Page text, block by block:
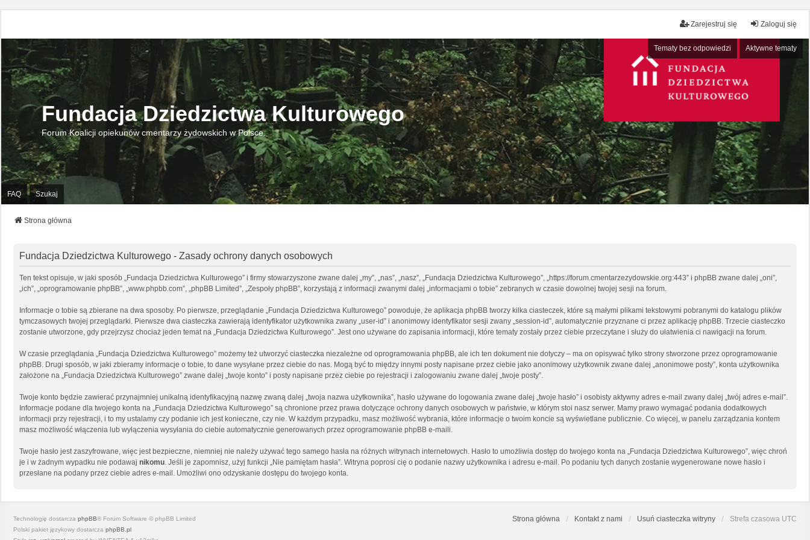
Zaloguj się
Zarejestruj się
Tematy bez odpowiedzi Aktywne tematy
Fundacja Dziedzictwa Kulturowego
Forum Koalicji opiekunów cmentarzy żydowskich w Polsce.
FAQ Szukaj
Strona główna
Fundacja Dziedzictwa Kulturowego - Zasady ochrony danych osobowych
Ten tekst opisuje, w jaki sposób „Fundacja Dziedzictwa Kulturowego” i firmy stowarzyszone zwane dalej „my”, „nas”, „nasz”, „Fundacja Dziedzictwa Kulturowego”, „https://forum.cmentarzezydowskie.org:443” i phpBB zwane dalej „oni”,
„ich”, „oprogramowanie phpBB”, „www.phpbb.com”, „phpBB Limited”, „Zespoły phpBB”, korzystają z informacji zwanymi dalej „informacjami o tobie” zebranych w czasie dowolnej twojej sesji na forum.
Informacje o tobie są zbierane na dwa sposoby. Po pierwsze, przeglądanie „Fundacja Dziedzictwa Kulturowego” powoduje, że aplikacja phpBB tworzy kilka ciasteczek, które są małymi plikami tekstowymi pobranymi do katalogu plików
tymczasowych twojej przeglądarki. Pierwsze dwa ciasteczka zawierają identyfikator użytkownika zwany „user-id” i anonimowy identyfikator sesji zwany „session-id”, automatycznie przyznane ci przez aplikację phpBB. Trzecie ciasteczko
zostanie utworzone, gdy przejrzysz chociaż jeden temat na „Fundacja Dziedzictwa Kulturowego”. Jest ono używane do zapisania informacji, które tematy zostały przez ciebie przeczytane i służy do ułatwienia ci nawigacji na forum.
W czasie przeglądania „Fundacja Dziedzictwa Kulturowego” możemy też utworzyć ciasteczka niezależne od oprogramowania phpBB, ale ich ten dokument nie dotyczy – ma on opisywać tylko strony stworzone przez oprogramowanie
phpBB. Drugi sposób, w jaki zbieramy informacje o tobie, to dane wysyłane przez ciebie do nas. Mogą być to między innymi posty napisane przez ciebie jako anonimowy użytkownik zwane dalej „anonimowe posty”, konta użytkownika
założone na „Fundacja Dziedzictwa Kulturowego” zwane dalej „twoje konto” i posty napisane przez ciebie po rejestracji i zalogowaniu zwane dalej „twoje posty”.
Twoje konto będzie zawierać przynajmniej unikalną identyfikacyjną nazwę zwaną dalej „twoja nazwa użytkownika”, hasło używane do logowania zwane dalej „twoje hasło” i osobisty aktywny adres e-mail zwany dalej „twój adres e-mail”.
Informacje podane dla twojego konta na „Fundacja Dziedzictwa Kulturowego” są chronione przez prawa dotyczące ochrony danych osobowych w państwie, w którym stoi nasz serwer. Mamy prawo wymagać podania dodatkowych
informacji przy rejestracji, i to my ustalamy czy podanie ich jest konieczne, czy nie. W każdym przypadku, masz możliwość wybrania, które informacje o twoim koncie są wyświetlane publicznie. Co więcej, w panelu zarządzania kontem
masz możliwość włączenia lub wyłączenia wysyłania do ciebie automatycznie generowanych przez oprogramowanie phpBB e-maili.
Twoje hasło jest zaszyfrowane, więc jest bezpieczne, niemniej nie należy używać tego samego hasła na różnych witrynach internetowych. Hasło to umożliwia dostęp do twojego konta na „Fundacja Dziedzictwa Kulturowego”, więc chroń
je i w żadnym wypadku nie podawaj nikomu. Jeśli je zapomnisz, użyj funkcji „Nie pamiętam hasła”. Witryna poprosi cię o podanie nazwy użytkownika i adresu e-mail. Po podaniu tych danych zostanie wygenerowane nowe hasło i
przesłane na podany przez ciebie adres e-mail. Umożliwi ono odzyskanie dostępu do twojego konta.
Strona główna Kontakt z nami Usuń ciasteczka witryny Strefa czasowa UTC
Technologię dostarcza phpBB® Forum Software © phpBB Limited
Polski pakiet językowy dostarcza phpBB.pl